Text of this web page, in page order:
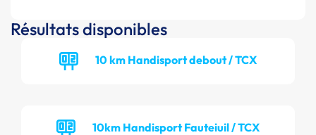
Résultats disponibles
10 km Handisport debout / TCX
10km Handisport Fauteiuil / TCX